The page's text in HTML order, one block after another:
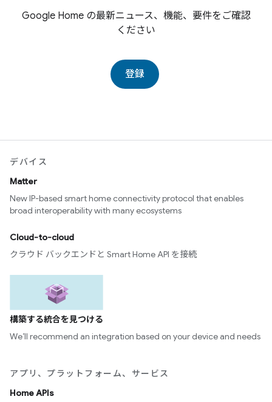
Google Home の最新ニュース、機能、要件をご確認
ください
登録
デバイス
Matter
New IP-based smart home connectivity protocol that enables
broad interoperability with many ecosystems
Cloud-to-cloud
クラウド バックエンドと Smart Home API を接続
構築する統合を見つける
We’ll recommend an integration based on your device and needs
アプリ、プラットフォーム、サービス
Home APIs